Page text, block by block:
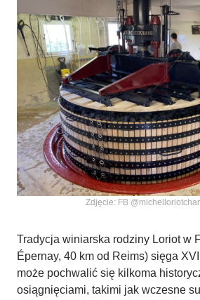
Zdjęcie: FB
Tradycja winiarska rodziny Loriot w
Épernay, 40 km od Reims) sięga
może pochwalić się kilkoma
osiągnięciami, takimi jak wczesne